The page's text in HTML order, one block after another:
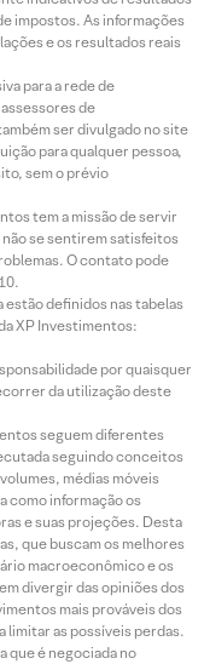
impostos. As informações
e os resultados reais
para a rede de
de
ser divulgado no site
para qualquer pessoa,
sem o prévio
tem a missão de servir
se sentirem satisfeitos
O contato pode
estão definidos nas tabelas
XP Investimentos:
por quaisquer
da utilização deste
seguem diferentes
seguindo conceitos
médias móveis
como informação os
e suas projeções. Desta
que buscam os melhores
macroeconômico e os
divergir das opiniões dos
mais prováveis dos
limitar as possíveis perdas.
que é negociada no